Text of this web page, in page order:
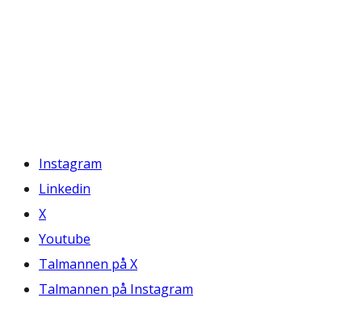
Instagram
Linkedin
X
Youtube
Talmannen på X
Talmannen på Instagram